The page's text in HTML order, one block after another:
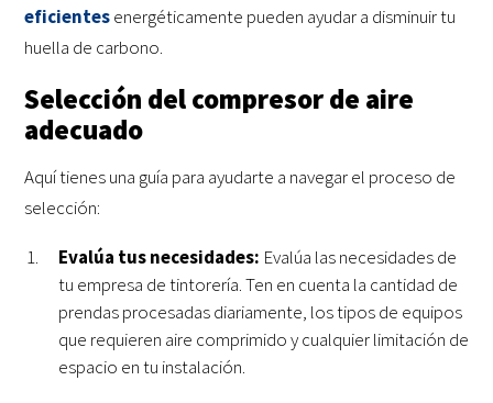
eficientesenergéticamente pueden ayudar a disminuir tu
huella de carbono.
Selección del compresor de aire
adecuado
Aquí tienes una guía para ayudarte a navegar el proceso de
selección:
Evalúa tus necesidades: Evalúa las necesidades de
tu empresa de tintorería. Ten en cuenta la cantidad de
prendas procesadas diariamente, los tipos de equipos
que requieren aire comprimido y cualquier limitación de
espacio en tu instalación.